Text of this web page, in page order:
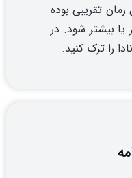
تقریبی بوده
بیشتر شود. در
را ترک کنید.